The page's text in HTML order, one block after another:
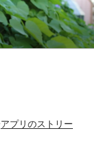
アプリのストリー